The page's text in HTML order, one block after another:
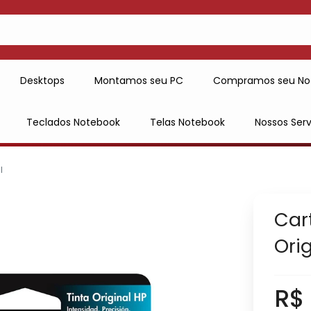
Desktops Montamos seu PC Compramos seu
Teclados Notebook Telas Notebook Nossos